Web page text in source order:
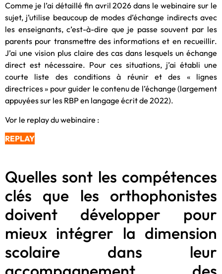
Comme je l’ai détaillé fin avril 2026 dans le webinaire sur le
sujet, j’utilise beaucoup de modes d’échange indirects avec
les enseignants, c’est-à-dire que je passe souvent par les
parents pour transmettre des informations et en recueillir.
J’ai une vision plus claire des cas dans lesquels un échange
direct est nécessaire. Pour ces situations, j’ai établi une
courte liste des conditions à réunir et des « lignes
directrices » pour guider le contenu de l’échange (largement
appuyées sur les RBP en langage écrit de 2022).
Vor le replay du webinaire :
REPLAY
Quelles sont les compétences
clés que les orthophonistes
doivent développer pour
mieux intégrer la dimension
scolaire dans leur